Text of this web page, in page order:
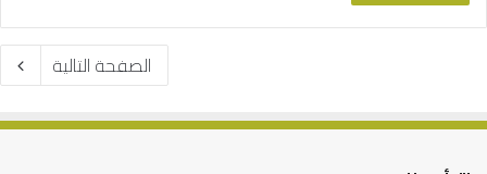
الصفحة التالية